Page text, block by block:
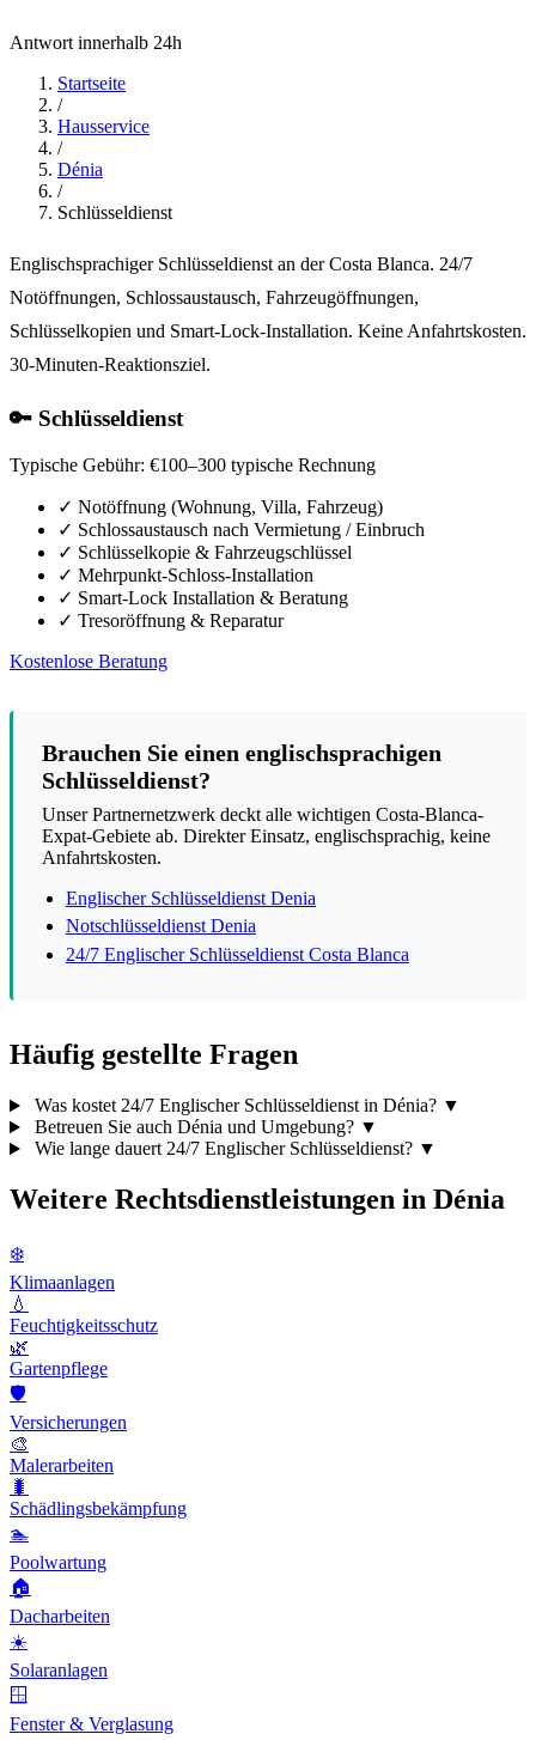
Antwort innerhalb 24h
Startseite
/
Hausservice
/
Dénia
/
Schlüsseldienst
Englischsprachiger Schlüsseldienst an der Costa Blanca. 24/7
Notöffnungen, Schlossaustausch, Fahrzeugöffnungen,
Schlüsselkopien und Smart-Lock-Installation. Keine Anfahrtskosten.
30-Minuten-Reaktionsziel.
🔑 Schlüsseldienst
Typische Gebühr: €100–300 typische Rechnung
✓ Notöffnung (Wohnung, Villa, Fahrzeug)
✓ Schlossaustausch nach Vermietung / Einbruch
✓ Schlüsselkopie & Fahrzeugschlüssel
✓ Mehrpunkt-Schloss-Installation
✓ Smart-Lock Installation & Beratung
✓ Tresoröffnung & Reparatur
Kostenlose Beratung
Brauchen Sie einen englischsprachigen
Schlüsseldienst?
Unser Partnernetzwerk deckt alle wichtigen Costa-Blanca-
Expat-Gebiete ab. Direkter Einsatz, englischsprachig, keine
Anfahrtskosten.
Englischer Schlüsseldienst Denia
Notschlüsseldienst Denia
24/7 Englischer Schlüsseldienst Costa Blanca
Häufig gestellte Fragen
Was kostet 24/7 Englischer Schlüsseldienst in Dénia? ▼
Betreuen Sie auch Dénia und Umgebung? ▼
Wie lange dauert 24/7 Englischer Schlüsseldienst? ▼
Weitere Rechtsdienstleistungen in Dénia
❄️
Klimaanlagen
💧
Feuchtigkeitsschutz
🌿
Gartenpflege
🛡️
Versicherungen
🎨
Malerarbeiten
🐛
Schädlingsbekämpfung
🏊
Poolwartung
🏠
Dacharbeiten
☀️
Solaranlagen
🪟
Fenster & Verglasung